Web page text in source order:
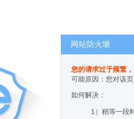
网站防火墙
您的请求过于频繁
可能原因：您对该
如何解决：
1）稍等一段